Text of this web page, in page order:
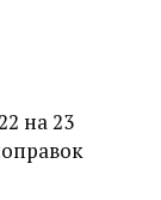
на 23